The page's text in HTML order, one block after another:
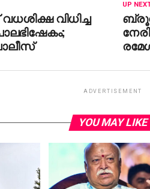
UP
വിധിച്ച
ADVERTISEMENT
YOU MAY LIKE